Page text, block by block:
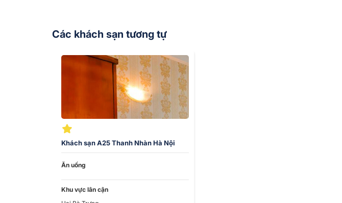
Các khách sạn tương tự
Khách sạn A25 Thanh Nhàn Hà Nội
Ăn uống
Khu vực lân cận